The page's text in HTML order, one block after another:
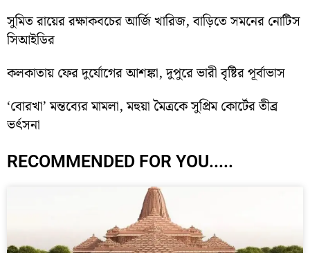
সুমিত রায়ের রক্ষাকবচের আর্জি খারিজ, বাড়িতে সমনের নোটিস
সিআইডির
কলকাতায় ফের দুর্যোগের আশঙ্কা, দুপুরে ভারী বৃষ্টির পূর্বাভাস
‘বোরখা’ মন্তব্যের মামলা, মহুয়া মৈত্রকে সুপ্রিম কোর্টের তীব্র
ভর্ৎসনা
RECOMMENDED FOR YOU.....